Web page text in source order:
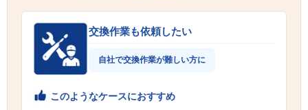
交換作業も依頼したい
自社で交換作業が難しい方に
このようなケースにおすすめ